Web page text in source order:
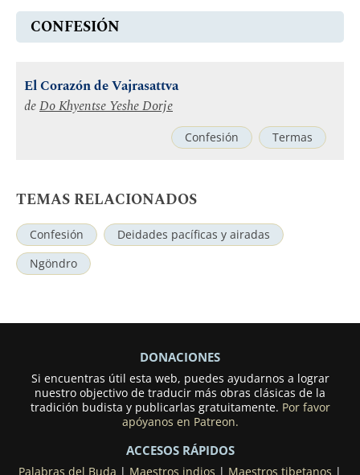
CONFESIÓN
El Corazón de Vajrasattva
deDo Khyentse Yeshe Dorje
Confesión Termas
TEMAS RELACIONADOS
Confesión
Deidades pacíficas y airadas
Ngöndro
DONACIONES
Si encuentras útil esta web, puedes ayudarnos a lograr
nuestro objectivo de traducir más obras clásicas de la
tradición budista y publicarlas gratuitamente. Por favor
apóyanos en Patreon.
ACCESOS RÁPIDOS
Palabras del Buda | Maestros indios | Maestros tibetanos |